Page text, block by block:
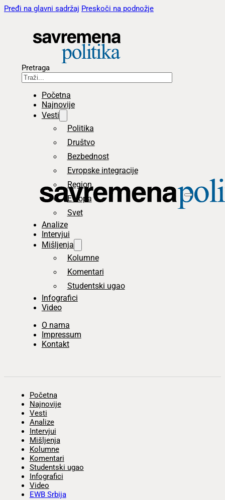
Pređi na glavni sadržaj Preskoči na podnožje
Pretraga
Početna
Najnovije
Vesti
Politika
Društvo
Bezbednost
Evropske integracije
Region
Evropa
Svet
Analize
Intervjui
Mišljenja
Kolumne
Komentari
Studentski ugao
Infografici
Video
O nama
Impressum
Kontakt
Početna
Najnovije
Vesti
Analize
Intervjui
Mišljenja
Kolumne
Komentari
Studentski ugao
Infografici
Video
EWB Srbija